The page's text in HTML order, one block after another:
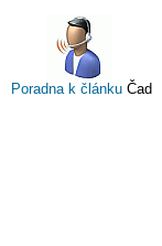
Poradna k článku Čad